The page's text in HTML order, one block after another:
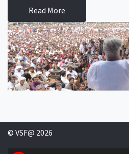
Read More
© VSF@ 2026